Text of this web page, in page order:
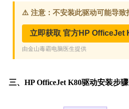
三、HP OfficeJet K80驱动安装步骤